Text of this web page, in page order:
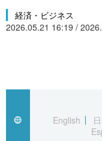
カテゴリー
国際
アーカイブ
Japan Data
国際・海外
文化
科学・技術
経済・ビジネス
2026.05.21 16:19 /
English